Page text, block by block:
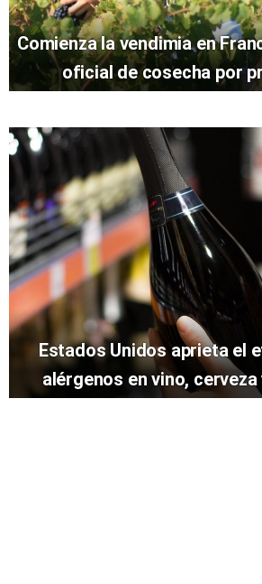
Comienza la vendimia en
oficial de cosecha por
Estados Unidos aprieta el
alérgenos en vino,